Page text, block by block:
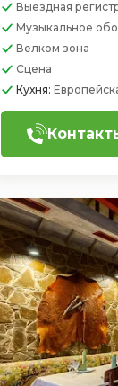
Выездная
Музыкальное
Велком зона
Сцена
Кухня: